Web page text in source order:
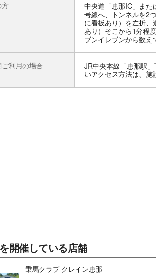
方
中央道「恵那IC」また
号線へ、トンネルを2
に看板あり）を左折、
あり）そこから1分程
ブンイレブンから数え
利用の場合
JR中央本線「恵那駅
いアクセス方法は、施
開催している店舗
乗馬クラブ クレイン恵那